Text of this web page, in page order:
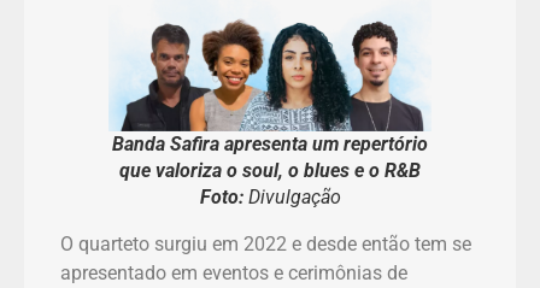
Banda Safira apresenta um repertório
que valoriza o soul, o blues e o R&B
Foto:Divulgação
O quarteto surgiu em 2022 e desde então tem se
apresentado em eventos e cerimônias de